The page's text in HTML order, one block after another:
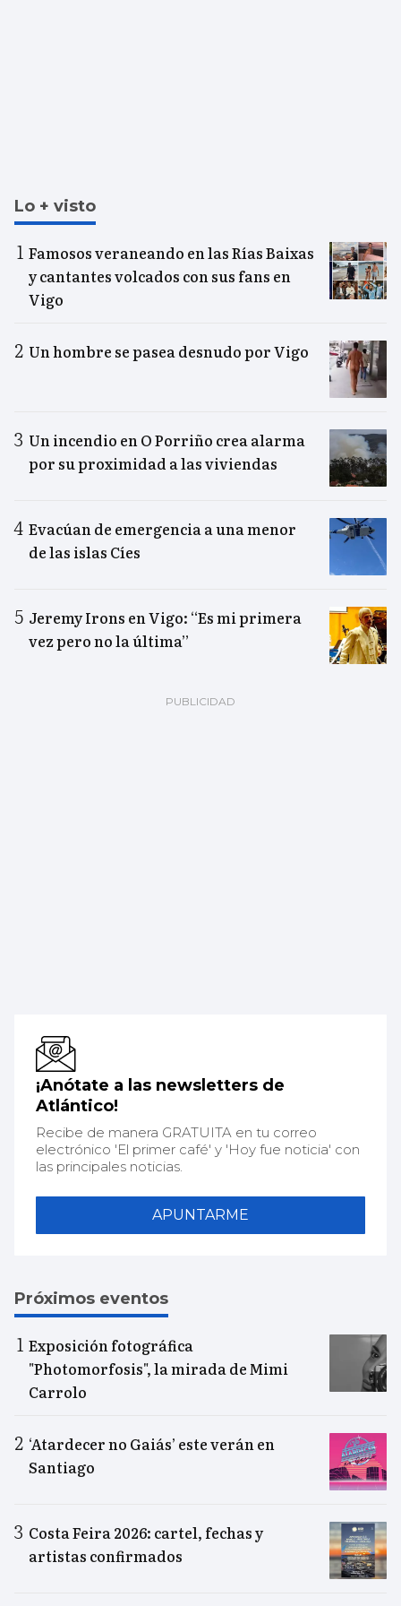
Lo + visto
Famosos veraneando en las Rías Baixas
y cantantes volcados con sus fans en
Vigo
Un hombre se pasea desnudo por Vigo
Un incendio en O Porriño crea alarma
por su proximidad a las viviendas
Evacúan de emergencia a una menor
de las islas Cíes
Jeremy Irons en Vigo: “Es mi primera
vez pero no la última”
¡Anótate a las newsletters de
Atlántico!
Recibe de manera GRATUITA en tu correo
electrónico 'El primer café' y 'Hoy fue noticia' con
las principales noticias.
APUNTARME
Próximos eventos
Exposición fotográfica
"Photomorfosis", la mirada de Mimi
Carrolo
‘Atardecer no Gaiás’ este verán en
Santiago
Costa Feira 2026: cartel, fechas y
artistas confirmados